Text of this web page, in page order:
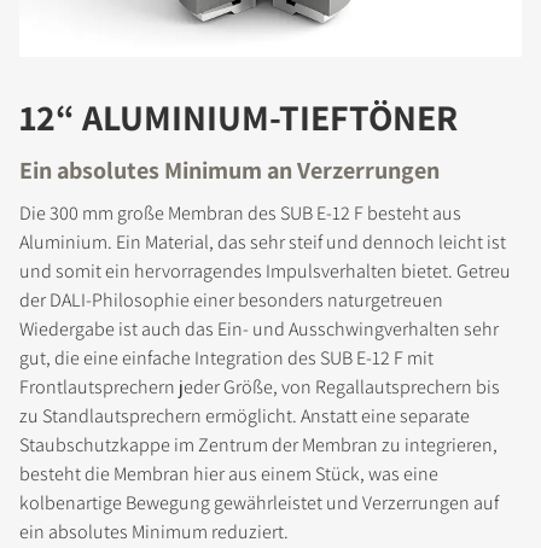
12“ ALUMINIUM-TIEFTÖNER
Ein absolutes Minimum an Verzerrungen
Die 300 mm große Membran des SUB E-12 F besteht aus
Aluminium. Ein Material, das sehr steif und dennoch leicht ist
und somit ein hervorragendes Impulsverhalten bietet. Getreu
der DALI-Philosophie einer besonders naturgetreuen
Wiedergabe ist auch das Ein- und Ausschwingverhalten sehr
gut, die eine einfache Integration des SUB E-12 F mit
Frontlautsprechern jeder Größe, von Regallautsprechern bis
zu Standlautsprechern ermöglicht. Anstatt eine separate
Staubschutzkappe im Zentrum der Membran zu integrieren,
besteht die Membran hier aus einem Stück, was eine
kolbenartige Bewegung gewährleistet und Verzerrungen auf
ein absolutes Minimum reduziert.